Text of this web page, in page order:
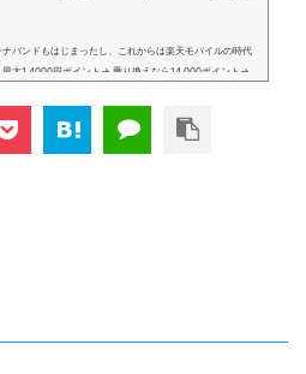
バンドもはじまったし、これからは楽天モバイルの時代
最大1,4000円ポイント→ 乗り換えなら14,000ポイント→
発動してきました。■キャンペーン概要三木谷社長の特